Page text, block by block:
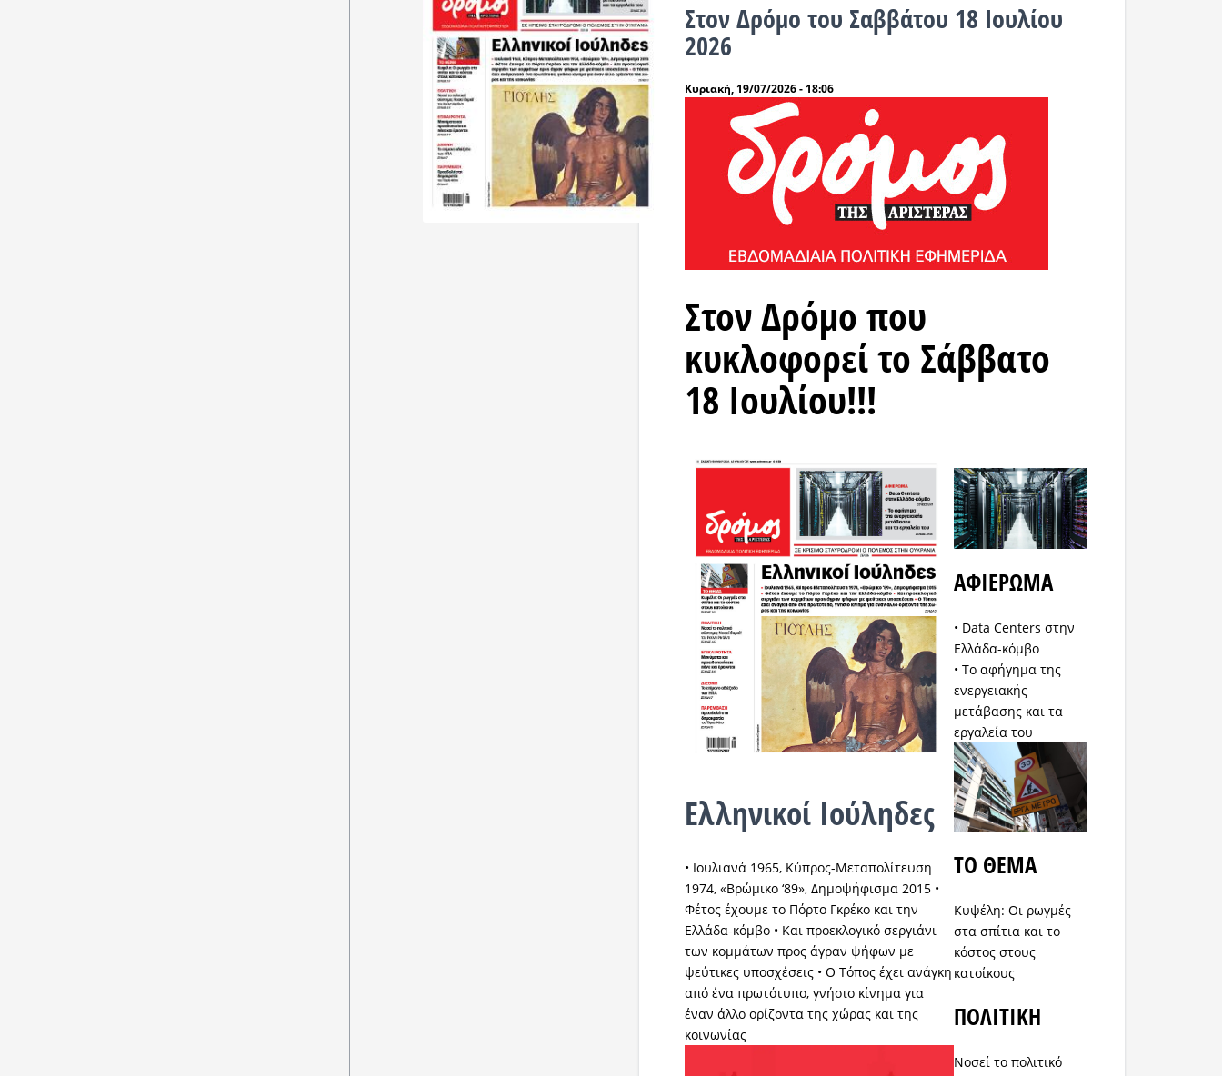
Στον Δρόμο του Σαββάτου 18 Ιουλίου
2026
Κυριακή, 19/07/2026 - 18:06
Στον Δρόμο που
κυκλοφορεί το Σάββατο
18 Ιουλίου!!!
Ελληνικοί Ιούληδες
• Ιουλιανά 1965, Κύπρος-Μεταπολίτευση
1974, «Βρώμικο ‘89», Δημοψήφισμα 2015 •
Φέτος έχουμε το Πόρτο Γκρέκο και την
Ελλάδα-κόμβο • Και προεκλογικό σεργιάνι
των κομμάτων προς άγραν ψήφων με
ψεύτικες υποσχέσεις • Ο Τόπος έχει ανάγκη
από ένα πρωτότυπο, γνήσιο κίνημα για
έναν άλλο ορίζοντα της χώρας και της
κοινωνίας
ΑΦΙΕΡΩΜΑ
• Data Centers στην
Ελλάδα-κόμβο
• Το αφήγημα της
ενεργειακής
μετάβασης και τα
εργαλεία του
ΤΟ ΘΕΜΑ
Κυψέλη: Οι ρωγμές
στα σπίτια και το
κόστος στους
κατοίκους
ΠΟΛΙΤΙΚΗ
Νοσεί το πολιτικό